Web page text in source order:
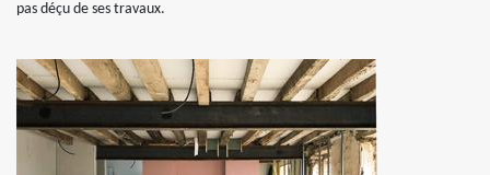
pas déçu de ses travaux.